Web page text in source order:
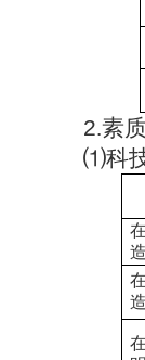
2.素
⑴科